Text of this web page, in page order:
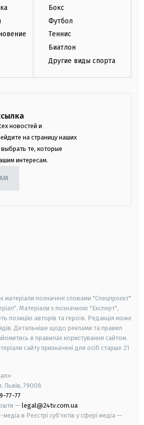
Бокс
Футбол
Теннис
Биатлон
Другие виды спорта
новостей и
на страницу наших
те, которые
интересам.
матеріали позначені словами "Спецпроєкт"
Матеріали з позначкою "Експерт",
позицію авторів та героїв. Редакція може
Детальніше щодо реклами та правил
в правилах користування сайтом.
сайту призначені для осіб старше 21
Львів, 79008
77-77
— legal@24tv.com.ua
в Реєстрі суб'єктів у сфері медіа —